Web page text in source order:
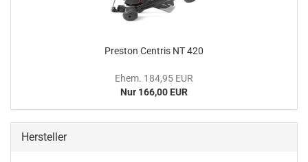
Preston Centris NT 420
Ehem. 184,95 EUR
Nur 166,00 EUR
Hersteller